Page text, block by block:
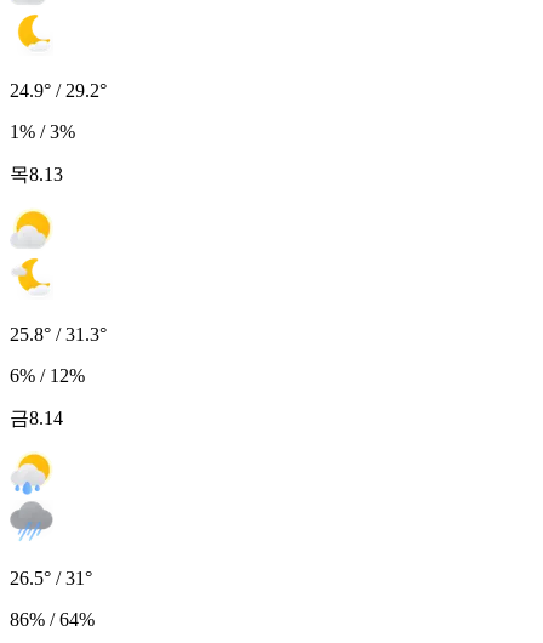
24.9° / 29.2°
1% / 3%
목8.13
25.8° / 31.3°
6% / 12%
금8.14
26.5° / 31°
86% / 64%